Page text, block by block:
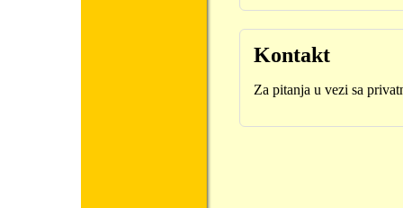
Kontakt
Za pitanja u vezi sa